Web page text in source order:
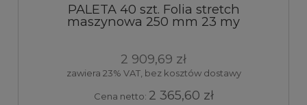
PALETA 40 szt. Folia stretch
maszynowa 250 mm 23 my
transparent 7kg 160%
2 909,69 zł
zawiera 23% VAT, bez kosztów dostawy
Cena netto: 2 365,60 zł